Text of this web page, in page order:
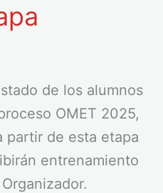
de los alumnos
OMET 2025,
partir de esta etapa
entrenamiento